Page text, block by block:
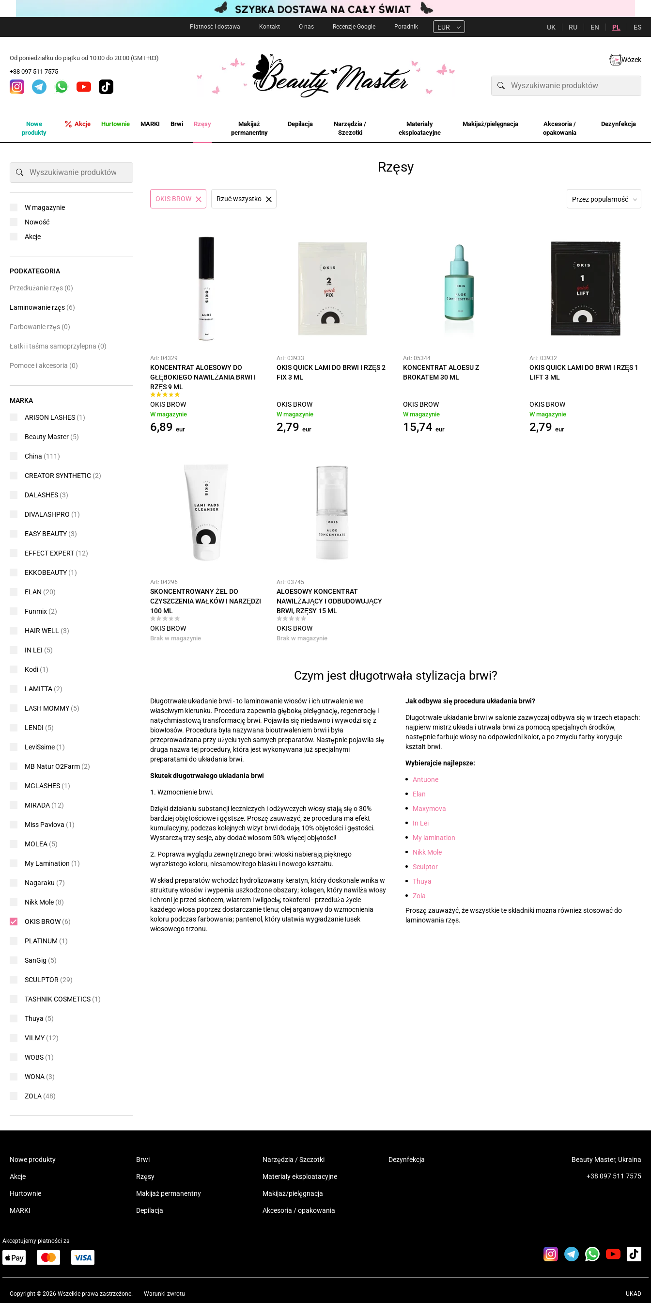
Płatność i dostawa Kontakt O nas Recenzje Google Poradnik EUR UK RU EN PL ES
Od poniedziałku do piątku od 10:00 do 20:00 (GMT+03)
+38 097 511 7575
Wózek
Nowe
produkty
Akcje Hurtownie MARKI Brwi Rzęsy
Makijaż
permanentny
Depilacja
Narzędzia /
Szczotki
Materiały
eksploatacyjne
Makijaż/pielęgnacja
Akcesoria /
opakowania
Dezynfekcja
Rzęsy
Przez popularność
OKIS BROW Rzuć wszystko
Art: 04329
KONCENTRAT ALOESOWY DO
GŁĘBOKIEGO NAWILŻANIA BRWI I
RZĘS 9 ML
OKIS BROW
W magazynie
6,89 eur
Art: 03933
OKIS QUICK LAMI DO BRWI I RZĘS 2
FIX 3 ML
OKIS BROW
W magazynie
2,79 eur
Art: 05344
KONCENTRAT ALOESU Z
BROKATEM 30 ML
OKIS BROW
W magazynie
15,74 eur
Art: 03932
OKIS QUICK LAMI DO BRWI I RZĘS 1
LIFT 3 ML
OKIS BROW
W magazynie
2,79 eur
Art: 04296
SKONCENTROWANY ŻEL DO
CZYSZCZENIA WAŁKÓW I NARZĘDZI
100 ML
OKIS BROW
Brak w magazynie
Art: 03745
ALOESOWY KONCENTRAT
NAWILŻAJĄCY I ODBUDOWUJĄCY
BRWI, RZĘSY 15 ML
OKIS BROW
Brak w magazynie
Czym jest długotrwała stylizacja brwi?
Długotrwałe układanie brwi-to laminowanie włosów i ich utrwalenie we
właściwym kierunku. Procedura zapewnia głęboką pielęgnację, regenerację i
natychmiastową transformację brwi. Pojawiła się niedawno i wywodzi się z
biowłosów. Procedura była nazywana bioutrwaleniem brwi i była
przeprowadzana przy użyciu tych samych preparatów. Następnie pojawiła się
druga nazwa tej procedury, która jest wykonywana już specjalnymi
preparatami do układania brwi.
Skutek długotrwałego układania brwi
1. Wzmocnienie brwi.
Dzięki działaniu substancji leczniczych i odżywczych włosy stają się o 30%
bardziej objętościowe i gęstsze. Proszę zauważyć, że procedura ma efekt
kumulacyjny, podczas kolejnych wizyt brwi dodają 10% objętości i gęstości.
Wystarczą trzy sesje, aby dodać włosom 50% więcej objętości!
2. Poprawa wyglądu zewnętrznego brwi: włoski nabierają pięknego
wyrazistego koloru, niesamowitego blasku i nowego kształtu.
W skład preparatów wchodzi: hydrolizowany keratyn, który doskonale wnika w
strukturę włosów i wypełnia uszkodzone obszary; kolagen, który nawilża włosy
i chroni je przed słońcem, wiatrem i wilgocią; tokoferol - przedłuża życie
każdego włosa poprzez dostarczanie tlenu; olej arganowy do wzmocnienia
koloru podczas farbowania; pantenol, który ułatwia wygładzanie łusek
włosowego trzonu.
Jak odbywa się procedura układania brwi?
Długotrwałe układanie brwi w salonie zazwyczaj odbywa się w trzech etapach:
najpierw mistrz układa i utrwala brwi za pomocą specjalnych środków,
następnie farbuje włosy na odpowiedni kolor, a po zmyciu farby koryguje
kształt brwi.
Wybierajcie najlepsze:
Antuone
Elan
Maxymova
In Lei
My lamination
Nikk Mole
Sculptor
Thuya
Zola
Proszę zauważyć, że wszystkie te składniki można również stosować do
laminowania rzęs.
W magazynie
Nowość
Akcje
PODKATEGORIA
Przedłużanie rzęs (0)
Laminowanie rzęs (6)
Farbowanie rzęs (0)
Łatki i taśma samoprzylepna (0)
Pomoce i akcesoria (0)
MARKA
ARISON LASHES (1)
Beauty Master (5)
China (111)
CREATOR SYNTHETIC (2)
DALASHES (3)
DIVALASHPRO (1)
EASY BEAUTY (3)
EFFECT EXPERT (12)
EKKOBEAUTY (1)
ELAN (20)
Funmix (2)
HAIR WELL (3)
IN LEI (5)
Kodi (1)
LAMITTA (2)
LASH MOMMY (5)
LENDI (5)
LeviSsime (1)
MB Natur O2Farm (2)
MGLASHES (1)
MIRADA (12)
Miss Pavlova (1)
MOLEA (5)
My Lamination (1)
Nagaraku (7)
Nikk Mole (8)
OKIS BROW (6)
PLATINUM (1)
SanGig (5)
SCULPTOR (29)
TASHNIK COSMETICS (1)
Thuya (5)
VILMY (12)
WOBS (1)
WONA (3)
ZOLA (48)
Nowe produkty
Akcje
Hurtownie
MARKI
Brwi
Rzęsy
Makijaż permanentny
Depilacja
Narzędzia / Szczotki
Materiały eksploatacyjne
Makijaż/pielęgnacja
Akcesoria / opakowania
Dezynfekcja Beauty Master, Ukraina
+38 097 511 7575
Akceptujemy płatności za
Copyright © 2026 Wszelkie prawa zastrzeżone. UKAD
Warunki zwrotu